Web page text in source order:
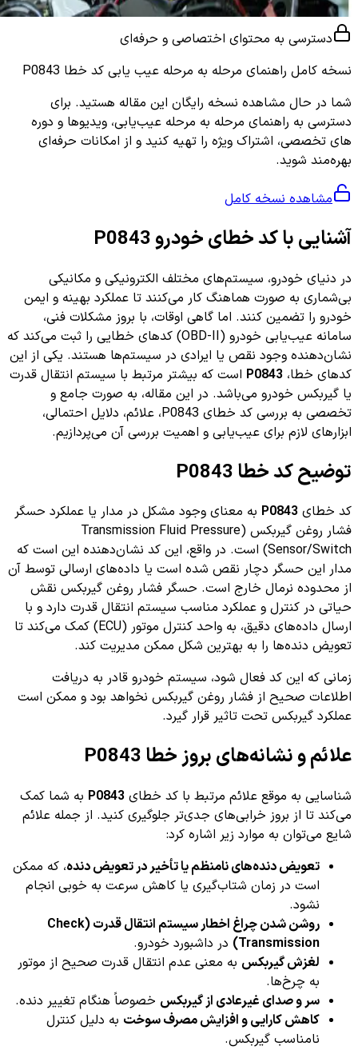
دسترسی به محتوای اختصاصی و حرفه‌ای
نسخه کامل راهنمای مرحله به مرحله عیب یابی کد خطا P0843
شما در حال مشاهده نسخه رایگان این مقاله هستید. برای
دسترسی به راهنمای مرحله به مرحله عیب‌یابی، ویدیوها و دوره
های تخصصی، اشتراک ویژه را تهیه کنید و از امکانات حرفه‌ای
بهره‌مند شوید.
مشاهده نسخه کامل
آشنایی با کد خطای خودرو P0843
در دنیای خودرو، سیستم‌های مختلف الکترونیکی و مکانیکی
بی‌شماری به صورت هماهنگ کار می‌کنند تا عملکرد بهینه و ایمن
خودرو را تضمین کنند. اما گاهی اوقات، با بروز مشکلات فنی،
سامانه عیب‌یابی خودرو (OBD-II) کدهای خطایی را ثبت می‌کند که
نشان‌دهنده وجود نقص یا ایرادی در سیستم‌ها هستند. یکی از این
کدهای خطا، P0843 است که بیشتر مرتبط با سیستم انتقال قدرت
یا گیربکس خودرو می‌باشد. در این مقاله، به صورت جامع و
تخصصی به بررسی کد خطای P0843، علائم، دلایل احتمالی،
ابزارهای لازم برای عیب‌یابی و اهمیت بررسی آن می‌پردازیم.
توضیح کد خطا P0843
کد خطای P0843 به معنای وجود مشکل در مدار یا عملکرد حسگر
فشار روغن گیربکس (Transmission Fluid Pressure
Sensor/Switch) است. در واقع، این کد نشان‌دهنده این است که
مدار این حسگر دچار نقص شده است یا داده‌های ارسالی توسط آن
از محدوده نرمال خارج است. حسگر فشار روغن گیربکس نقش
حیاتی در کنترل و عملکرد مناسب سیستم انتقال قدرت دارد و با
ارسال داده‌های دقیق، به واحد کنترل موتور (ECU) کمک می‌کند تا
تعویض دنده‌ها را به بهترین شکل ممکن مدیریت کند.
زمانی که این کد فعال شود، سیستم خودرو قادر به دریافت
اطلاعات صحیح از فشار روغن گیربکس نخواهد بود و ممکن است
عملکرد گیربکس تحت تاثیر قرار گیرد.
علائم و نشانه‌های بروز خطا P0843
شناسایی به موقع علائم مرتبط با کد خطای P0843 به شما کمک
می‌کند تا از بروز خرابی‌های جدی‌تر جلوگیری کنید. از جمله علائم
شایع می‌توان به موارد زیر اشاره کرد:
تعویض دنده‌های نامنظم یا تأخیر در تعویض دنده، که ممکن
است در زمان شتاب‌گیری یا کاهش سرعت به خوبی انجام
نشود.
روشن شدن چراغ اخطار سیستم انتقال قدرت (Check
Transmission) در داشبورد خودرو.
لغزش گیربکس به معنی عدم انتقال قدرت صحیح از موتور
به چرخ‌ها.
سر و صدای غیرعادی از گیربکس خصوصاً هنگام تغییر دنده.
کاهش کارایی و افزایش مصرف سوخت به دلیل کنترل
نامناسب گیربکس.